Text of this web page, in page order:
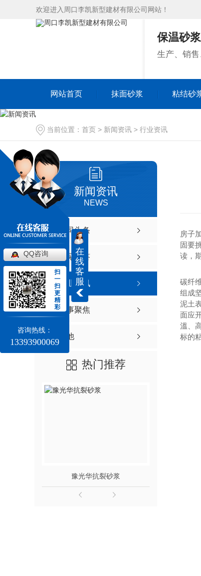
欢迎进入周口李凯新型建材有限公司网站！
保温砂
生产、销
网站首页 抹面砂浆 粘结砂
当前位置： 首页 > 新闻资讯 > 行业资讯
新闻资讯
NEWS
公司头条
常见问答
行业资讯
时事聚焦
其他
热门推荐
豫光华抗裂砂浆 豫
房子
固要
读，
碳纤
组成
泥土
面应
溫、
标的
在
线
客
服
QQ咨询
扫
一
扫
更
精
彩
咨询热线：
13393900069